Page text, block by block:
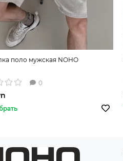
поло мужская NOHO
0